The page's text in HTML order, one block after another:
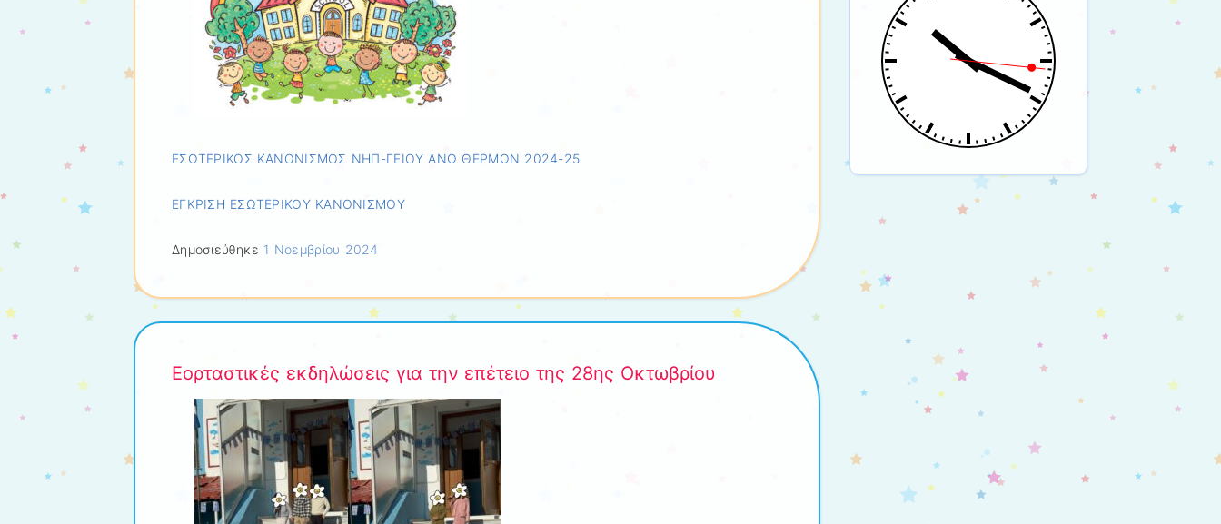
ΕΣΩΤΕΡΙΚΟΣ ΚΑΝΟΝΙΣΜΟΣ ΝΗΠ-ΓΕΙΟΥ ΑΝΩ ΘΕΡΜΩΝ 2024-25
ΕΓΚΡΙΣΗ ΕΣΩΤΕΡΙΚΟΥ ΚΑΝΟΝΙΣΜΟΥ
Δημοσιεύθηκε 1 Νοεμβρίου 2024
Εορταστικές εκδηλώσεις για την επέτειο της 28ης Οκτωβρίου